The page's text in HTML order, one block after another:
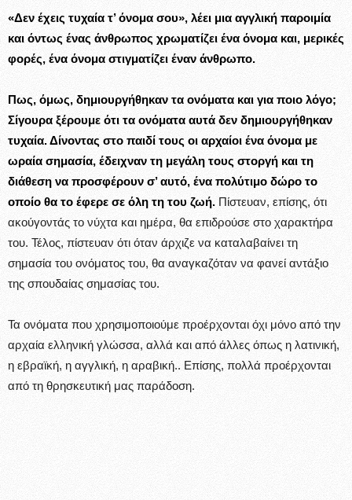
«Δεν έχεις τυχαία τ’ όνομα σου», λέει μια αγγλική παροιμία
και όντως ένας άνθρωπος χρωματίζει ένα όνομα και, μερικές
φορές, ένα όνομα στιγματίζει έναν άνθρωπο.
Πως, όμως, δημιουργήθηκαν τα ονόματα και για ποιο λόγο;
Σίγουρα ξέρουμε ότι τα ονόματα αυτά δεν δημιουργήθηκαν
τυχαία. Δίνοντας στο παιδί τους οι αρχαίοι ένα όνομα με
ωραία σημασία, έδειχναν τη μεγάλη τους στοργή και τη
διάθεση να προσφέρουν σ’ αυτό, ένα πολύτιμο δώρο το
οποίο θα το έφερε σε όλη τη του ζωή. Πίστευαν, επίσης, ότι
ακούγοντάς το νύχτα και ημέρα, θα επιδρούσε στο χαρακτήρα
του. Τέλος, πίστευαν ότι όταν άρχιζε να καταλαβαίνει τη
σημασία του ονόματος του, θα αναγκαζόταν να φανεί αντάξιο
της σπουδαίας σημασίας του.
Τα ονόματα που χρησιμοποιούμε προέρχονται όχι μόνο από την
αρχαία ελληνική γλώσσα, αλλά και από άλλες όπως η λατινική,
η εβραϊκή, η αγγλική, η αραβική.. Επίσης, πολλά προέρχονται
από τη θρησκευτική μας παράδοση.